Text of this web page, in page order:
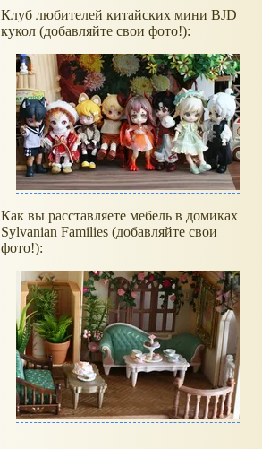
Клуб любителей китайских мини BJD
кукол (добавляйте свои фото!):
Как вы расставляете мебель в домиках
Sylvanian Families (добавляйте свои
фото!):